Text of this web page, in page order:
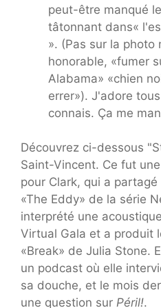
peut-être manqué
tâtonnant dans«
». (Pas sur la photo
honorable, «fumer
Alabama» «chien
errer»). J'adore
connais. Ça me
Découvrez ci-dessous
Saint-Vincent. Ce fut
pour Clark, qui a
«The Eddy» de la série
interprété une
Virtual Gala et a produit
«Break» de Julia Stone.
un podcast où elle
sa douche, et le mois
une question sur Péril!.